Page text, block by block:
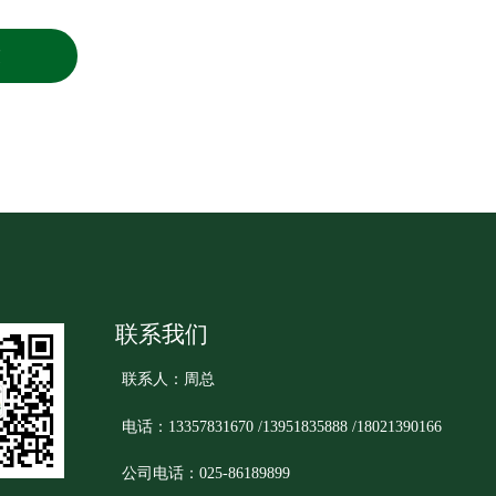
联系我们
联系人：周总
电话：13357831670 /13951835888 /18021390166
公司电话：025-86189899